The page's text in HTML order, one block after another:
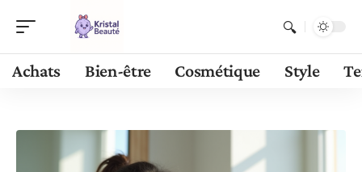
Achats Bien-être Cosmétique Style